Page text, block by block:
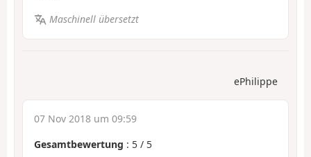
Maschinell übersetzt
ePhilippe
07 Nov 2018 um 09:59
Gesamtbewertung : 5 / 5